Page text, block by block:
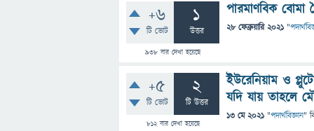
+6
টি ভোট
1
উত্তর
938 বার দেখা হয়েছে
পারমাণবিক
28 ফেব্রুয়ারি 2021 "
+5
টি ভোট
2
টি উত্তর
812বার দেখা হয়েছে
ইউরেনিয়াম ও
যদি যায় তাহলে
13 মে 2021 "পদার্থবিজ্ঞান"